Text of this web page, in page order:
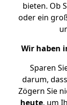
bieten. Ob
oder ein
Wir haben
Sparen
darum,
Zögern Sie
heute, um